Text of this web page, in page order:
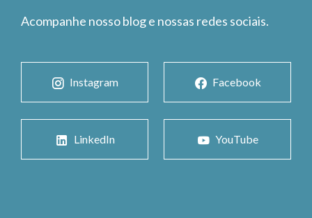
Acompanhe nosso blog e nossas redes sociais.
Instagram Facebook
LinkedIn YouTube